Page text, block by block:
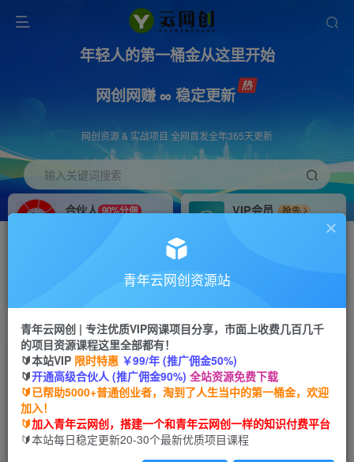
年轻人的第一桶金从这里开始
网创网赚 ∞ 稳定更新
网创资源 & 实战项目 全网首发全年365天更新
输入关键词搜索
合伙人 90%分佣
VIP会员
抢先
搭建同款网站，自己当老板
首页 创业课程 会员专属 正文
（7065期）私域-出圈计划系列课程之朋友圈-表达
课，2023全新口碑训练营
青年云网创
2年前发布
关注 私信
青年云网创资源站
青年云网创 | 专注优质VIP网课项目分享，市面上收费几百几千
的项目资源课程这里全部都有！
🔰本站VIP 限时特惠 ￥99/年 (推广佣金50%)
🔰开通高级合伙人 (推广佣金90%) 全站资源免费下载
🔰已帮助5000+普通创业者，淘到了人生当中的第一桶金，欢迎
加入！
🔰加入青年云网创，搭建一个和青年云网创一样的知识付费平台
🔰本站每日稳定更新20-30个最新优质项目课程